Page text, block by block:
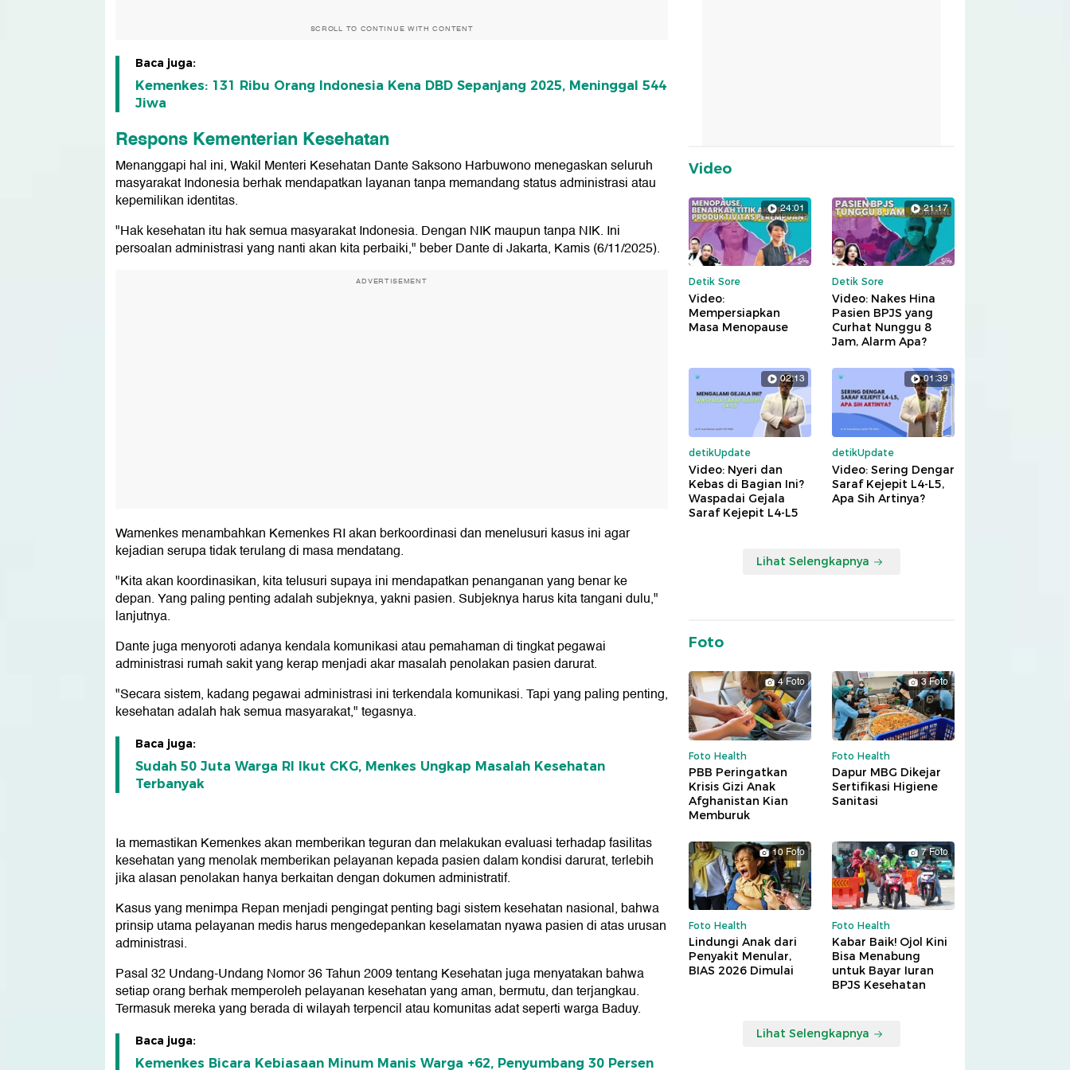
SCROLL TO CONTINUE WITH CONTENT
Baca juga:
Kemenkes: 131 Ribu Orang Indonesia Kena DBD Sepanjang 2025, Meninggal 544
Jiwa
Respons Kementerian Kesehatan
Menanggapi hal ini, Wakil Menteri Kesehatan Dante Saksono Harbuwono menegaskan seluruh
masyarakat Indonesia berhak mendapatkan layanan tanpa memandang status administrasi atau
kepemilikan identitas.
"Hak kesehatan itu hak semua masyarakat Indonesia. Dengan NIK maupun tanpa NIK. Ini
persoalan administrasi yang nanti akan kita perbaiki," beber Dante di Jakarta, Kamis (6/11/2025).
ADVERTISEMENT
Wamenkes menambahkan Kemenkes RI akan berkoordinasi dan menelusuri kasus ini agar
kejadian serupa tidak terulang di masa mendatang.
"Kita akan koordinasikan, kita telusuri supaya ini mendapatkan penanganan yang benar ke
depan. Yang paling penting adalah subjeknya, yakni pasien. Subjeknya harus kita tangani dulu,"
lanjutnya.
Dante juga menyoroti adanya kendala komunikasi atau pemahaman di tingkat pegawai
administrasi rumah sakit yang kerap menjadi akar masalah penolakan pasien darurat.
"Secara sistem, kadang pegawai administrasi ini terkendala komunikasi. Tapi yang paling penting,
kesehatan adalah hak semua masyarakat," tegasnya.
Baca juga:
Sudah 50 Juta Warga RI Ikut CKG, Menkes Ungkap Masalah Kesehatan
Terbanyak
Ia memastikan Kemenkes akan memberikan teguran dan melakukan evaluasi terhadap fasilitas
kesehatan yang menolak memberikan pelayanan kepada pasien dalam kondisi darurat, terlebih
jika alasan penolakan hanya berkaitan dengan dokumen administratif.
Kasus yang menimpa Repan menjadi pengingat penting bagi sistem kesehatan nasional, bahwa
prinsip utama pelayanan medis harus mengedepankan keselamatan nyawa pasien di atas urusan
administrasi.
Pasal 32 Undang-Undang Nomor 36 Tahun 2009 tentang Kesehatan juga menyatakan bahwa
setiap orang berhak memperoleh pelayanan kesehatan yang aman, bermutu, dan terjangkau.
Termasuk mereka yang berada di wilayah terpencil atau komunitas adat seperti warga Baduy.
Baca juga:
Kemenkes Bicara Kebiasaan Minum Manis Warga +62, Penyumbang 30 Persen
Video
24:01
Detik Sore
Video:
Mempersiapkan
Masa Menopause
21:17
Detik Sore
Video: Nakes Hina
Pasien BPJS yang
Curhat Nunggu 8
Jam, Alarm Apa?
02:13
detikUpdate
Video: Nyeri dan
Kebas di Bagian Ini?
Waspadai Gejala
Saraf Kejepit L4-L5
01:39
detikUpdate
Video: Sering Dengar
Saraf Kejepit L4-L5,
Apa Sih Artinya?
Lihat Selengkapnya
Foto
4 Foto
Foto Health
PBB Peringatkan
Krisis Gizi Anak
Afghanistan Kian
Memburuk
3 Foto
Foto Health
Dapur MBG Dikejar
Sertifikasi Higiene
Sanitasi
10 Foto
Foto Health
Lindungi Anak dari
Penyakit Menular,
BIAS 2026 Dimulai
7 Foto
Foto Health
Kabar Baik! Ojol Kini
Bisa Menabung
untuk Bayar Iuran
BPJS Kesehatan
Lihat Selengkapnya